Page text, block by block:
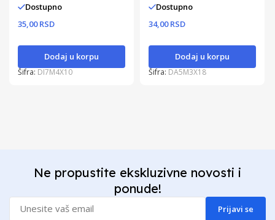
Dostupno
35,00 RSD
Dodaj u korpu
Šifra: DI7M4X10
Dostupno
34,00 RSD
Dodaj u korpu
Šifra: DA5M3X18
Ne propustite ekskluzivne novosti i
ponude!
Prijavi se